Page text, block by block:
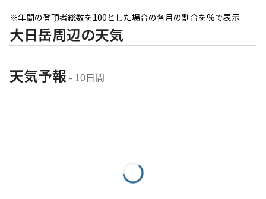
※年間の登頂者総数を100とした場合の各月の割合を%で表示
大日岳周辺の天気
天気予報 - 10日間